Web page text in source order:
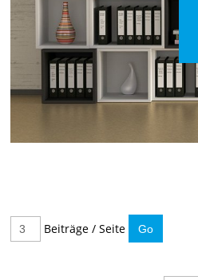
Beiträge / Seite